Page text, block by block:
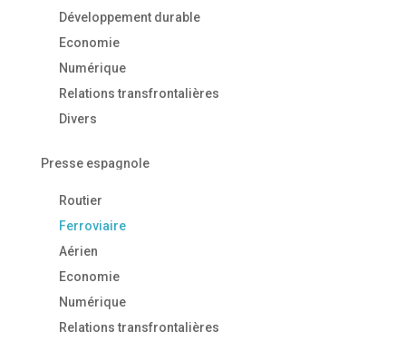
Développement durable
Economie
Numérique
Relations transfrontalières
Divers
Presse espagnole
Routier
Ferroviaire
Aérien
Economie
Numérique
Relations transfrontalières